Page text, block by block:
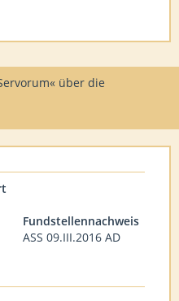
über die
Fundstellennachweis
ASS 09.III.2016 AD